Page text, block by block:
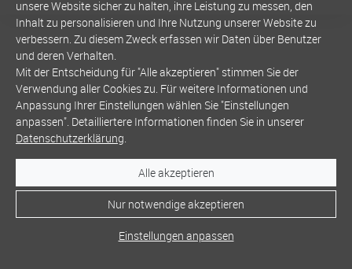
unsere Website sicher zu halten, ihre Leistung zu messen, den
Inhalt zu personalisieren und Ihre Nutzung unserer Website zu
verbessern. Zu diesem Zweck erfassen wir Daten über Benutzer
und deren Verhalten.
Mit der Entscheidung für "Alle akzeptieren" stimmen Sie der
Verwendung aller Cookies zu. Für weitere Informationen und
Anpassung Ihrer Einstellungen wählen Sie "Einstellungen
anpassen". Detailliertere Informationen finden Sie in unserer
Datenschutzerklärung.
Alle akzeptieren
Nur notwendige akzeptieren
Einstellungen anpassen